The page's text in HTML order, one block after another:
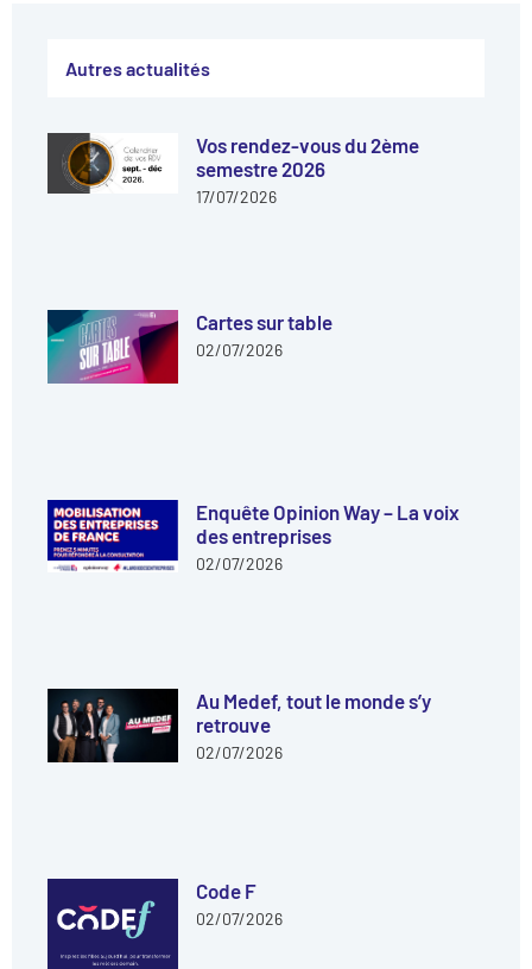
Autres actualités
Vos rendez-vous du 2ème
semestre 2026
17/07/2026
Cartes sur table
02/07/2026
Enquête Opinion Way – La voix
des entreprises
02/07/2026
Au Medef, tout le monde s’y
retrouve
02/07/2026
Code F
02/07/2026